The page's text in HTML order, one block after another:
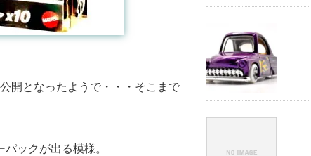
開となったようで・・・そこまで
ックが出る模様。